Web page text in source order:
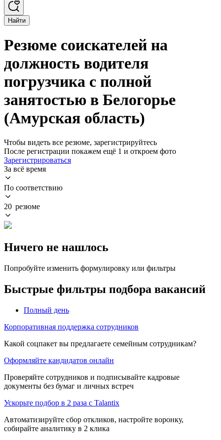
Найти
Резюме соискателей на
должность водителя
погрузчика с полной
занятостью в Белогорье
(Амурская область)
Чтобы видеть все резюме, зарегистрируйтесь
После регистрации покажем ещё 1 и откроем фото
Зарегистрироваться
За всё время
По соответствию
20 резюме
Ничего не нашлось
Попробуйте изменить формулировку или фильтры
Быстрые фильтры подбора вакансий
Полный день
Корпоративная поддержка сотрудников
Какой соцпакет вы предлагаете семейным сотрудникам?
Оформляйте кандидатов онлайн
Проверяйте сотрудников и подписывайте кадровые
документы без бумаг и личных встреч
Ускорьте подбор в 2 раза с Talantix
Автоматизируйте сбор откликов, настройте воронку,
собирайте аналитику в 2 клика